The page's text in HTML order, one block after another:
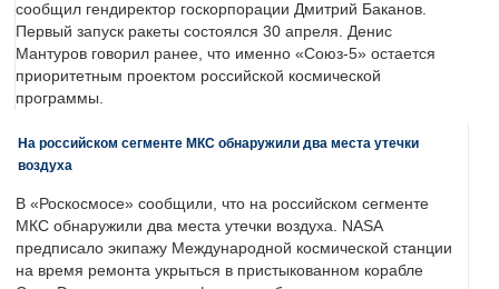
сообщил гендиректор госкорпорации Дмитрий Баканов.
Первый запуск ракеты состоялся 30 апреля. Денис
Мантуров говорил ранее, что именно «Союз-5» остается
приоритетным проектом российской космической
программы.
На российском сегменте МКС обнаружили два места утечки
воздуха
В «Роскосмосе» сообщили, что на российском сегменте
МКС обнаружили два места утечки воздуха. NASA
предписало экипажу Международной космической станции
на время ремонта укрыться в пристыкованном корабле